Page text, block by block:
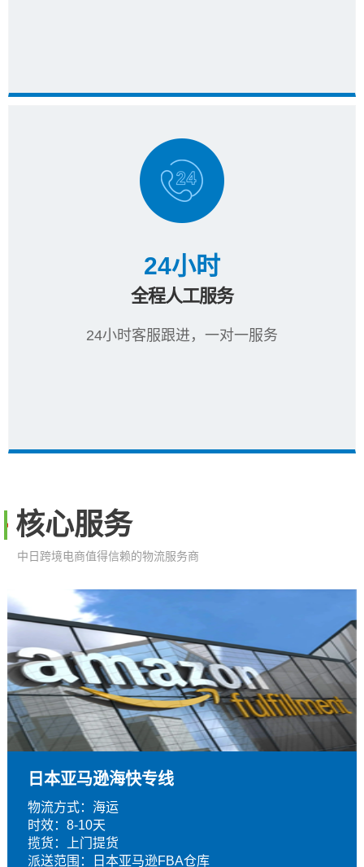
24小时
全程人工服务
24小时客服跟进，一对一服务
核心服务
中日跨境电商值得信赖的物流服务商
日本亚马逊海快专线
物流方式：海运
时效：8-10天
揽货：上门提货
派送范围：日本亚马逊FBA仓库